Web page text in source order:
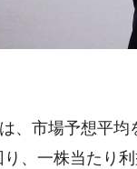
、市場予想平
、一株当たり